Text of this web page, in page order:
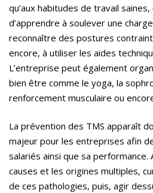
qu’aux habitudes de travail
d’apprendre à soulever une
reconnaître des postures
encore, à utiliser les aides
L’entreprise peut également
bien être comme le yoga, la
renforcement musculaire ou
La prévention des TMS apparaît
majeur pour les entreprises afin
salariés ainsi que sa performance.
causes et les origines multiples,
de ces pathologies, puis, agir